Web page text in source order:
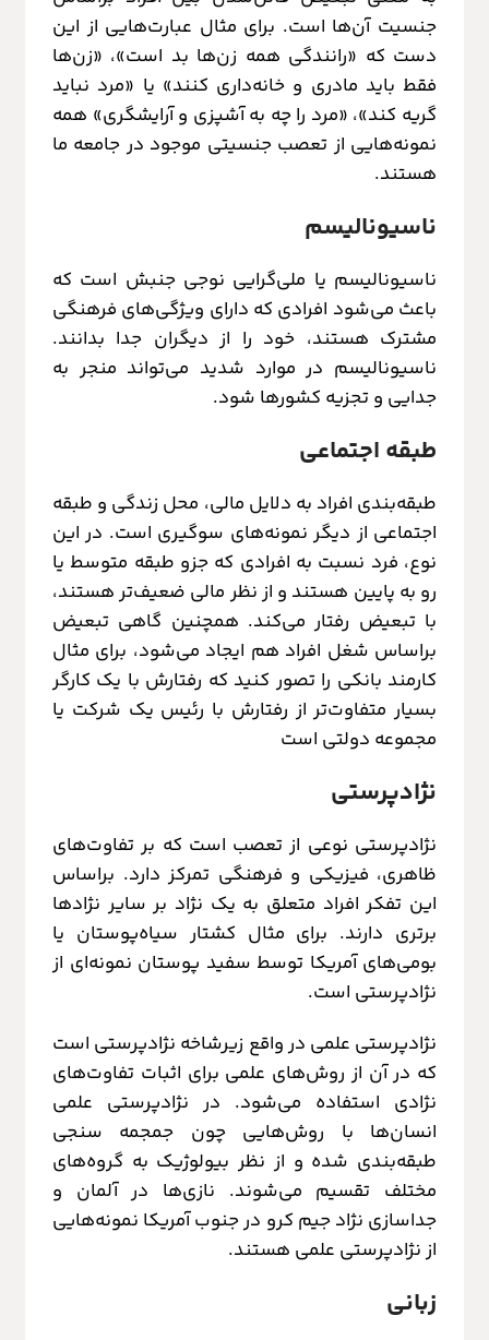
جنسیت آن‌ها است. برای مثال عبارت‌هایی از این
دست که «رانندگی همه زن‌ها بد است»، «زن‌ها
فقط باید مادری و خانه‌داری کنند» یا «مرد نباید
گریه کند»، «مرد را چه به آشپزی و آرایشگری» همه
نمونه‌هایی از تعصب جنسیتی موجود در جامعه ما
هستند.
ناسیونالیسم
ناسیونالیسم یا ملی‌گرایی نوجی جنبش است که
باعث می‌شود افرادی که دارای ویژگی‌های فرهنگی
مشترک هستند، خود را از دیگران جدا بدانند.
ناسیونالیسم در موارد شدید می‌تواند منجر به
جدایی و تجزیه کشورها شود.
طبقه‌ اجتماعی
طبقه‌بندی افراد به دلایل مالی، محل زندگی و طبقه
اجتماعی از دیگر نمونه‌های سوگیری است. در این
نوع، فرد نسبت به افرادی که جزو طبقه متوسط یا
رو به پایین هستند و از نظر مالی ضعیف‌تر هستند،
با تبعیض رفتار می‌کند. همچنین گاهی تبعیض
براساس شغل افراد هم ایجاد می‌شود، برای مثال
کارمند بانکی را تصور کنید که رفتارش با یک کارگر
بسیار متفاوت‌تر از رفتارش با رئیس یک شرکت یا
مجموعه دولتی است
نژادپرستی
نژادپرستی نوعی از تعصب است که بر تفاوت‌های
ظاهری، فیزیکی و فرهنگی تمرکز دارد. براساس
این تفکر افراد متعلق به یک نژاد بر سایر نژادها
برتری دارند. برای مثال کشتار سیاه‌پوستان یا
بومی‌های آمریکا توسط سفید پوستان نمونه‌ای از
نژادپرستی است.
نژادپرستی علمی در واقع زیرشاخه نژادپرستی است
که در آن از روش‌های علمی برای اثبات تفاوت‌های
نژادی استفاده می‌شود. در نژادپرستی علمی
انسان‌ها با روش‌هایی چون جمجمه سنجی
طبقه‌بندی شده و از نظر بیولوژیک به گروه‌های
مختلف تقسیم می‌شوند. نازی‌ها در آلمان و
جداسازی نژاد جیم کرو در جنوب آمریکا نمونه‌هایی
از نژادپرستی علمی هستند.
زبانی